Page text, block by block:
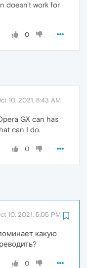
doesn't work for
0
10, 2021, 8:43 AM
GX can has
can I do.
0
10, 2021, 5:05 PM
какую
0